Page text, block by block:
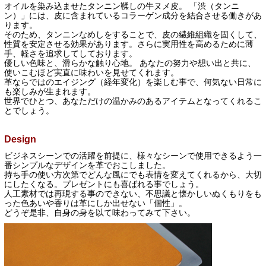
オイルを染み込ませたタンニン鞣しの牛ヌメ皮。 「渋（タンニ
ン）」には、皮に含まれているコラーゲン成分を結合させる働きがあ
ります。
そのため、タンニンなめしをすることで、皮の繊維組織を固くして、
性質を安定させる効果があります。さらに実用性を高めるために薄
手、軽さを追求してしております。
優しい色味と、滑らかな触り心地。 あなたの努力や想い出と共に、
使いこむほど実直に味わいを見せてくれます。
革ならではのエイジング（経年変化）を楽しむ事で、何気ない日常に
も楽しみが生まれます。
世界でひとつ、あなただけの温かみのあるアイテムとなってくれるこ
とでしょう。
Design
ビジネスシーンでの活躍を前提に、様々なシーンで使用できるよう一
番シンプルなデザインを革でおこしました。
持ち手の使い方次第でどんな風にでも表情を変えてくれるから、大切
にしたくなる。プレゼントにも喜ばれる事でしょう。
人工素材では再現する事のできない、不思議と懐かしいぬくもりをも
った色あいや香りは革にしか出せない「個性」。
どうぞ是非、自身の身を以て味わってみて下さい。